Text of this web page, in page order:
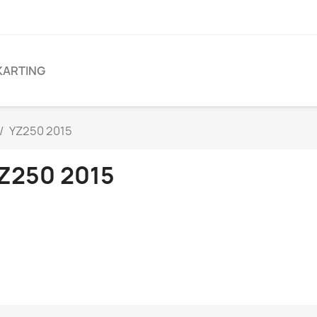
YZ250 2015
2015